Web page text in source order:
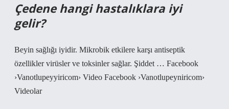
Çedene hangi hastalıklara iyi
gelir?
Beyin sağlığı iyidir. Mikrobik etkilere karşı antiseptik
özellikler virüsler ve toksinler sağlar. Şiddet … Facebook
›Vanotlupeyyiricom› Video Facebook ›Vanotlupeyniricom›
Videolar